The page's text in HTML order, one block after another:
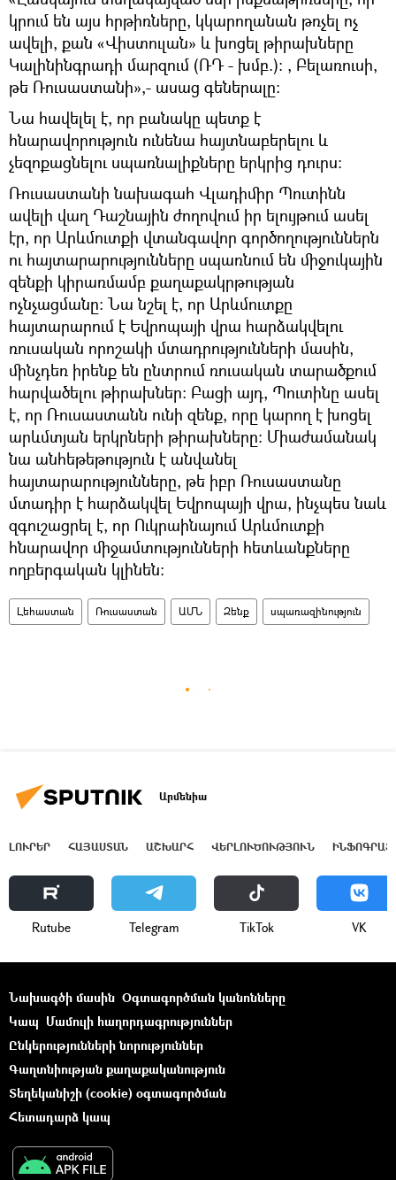
կրում են այս հրթիռները, կկարողանան թռչել ոչ
ավելի, քան «Վիստուլան» և խոցել թիրախները
Կալինինգրադի մարզում (ՌԴ - խմբ.): , Բելառուսի,
թե Ռուսաստանի»,- ասաց գեներալը։
Նա հավելել է, որ բանակը պետք է
հնարավորություն ունենա հայտնաբերելու և
չեզոքացնելու սպառնալիքները երկրից դուրս։
Ռուսաստանի նախագահ Վլադիմիր Պուտինն
ավելի վաղ Դաշնային ժողովում իր ելույթում ասել
էր, որ Արևմուտքի վտանգավոր գործողություններն
ու հայտարարությունները սպառնում են միջուկային
զենքի կիրառմամբ քաղաքակրթության
ոչնչացմանը։ Նա նշել է, որ Արևմուտքը
հայտարարում է Եվրոպայի վրա հարձակվելու
ռուսական որոշակի մտադրությունների մասին,
մինչդեռ իրենք են ընտրում ռուսական տարածքում
հարվածելու թիրախներ։ Բացի այդ, Պուտինը ասել
է, որ Ռուսաստանն ունի զենք, որը կարող է խոցել
արևմտյան երկրների թիրախները։ Միաժամանակ
նա անհեթեթություն է անվանել
հայտարարությունները, թե իբր Ռուսաստանը
մտադիր է հարձակվել Եվրոպայի վրա, ինչպես նաև
զգուշացրել է, որ Ուկրաինայում Արևմուտքի
հնարավոր միջամտությունների հետևանքները
ողբերգական կլինեն։
Լեհաստան Ռուսաստան ԱՄՆ Զենք սպառազինություն
Արմենիա
ԼՈՒՐԵՐ ՀԱՅԱՍՏԱՆ ԱՇԽԱՐՀ ՎԵՐԼՈՒԾՈՒԹՅՈՒՆ
Rutube Telegram ТikТоk VK
Նախագծի մասին Օգտագործման կանոնները
Կապ Մամուլի հաղորդագրություններ
Ընկերությունների նորություններ
Գաղտնիության քաղաքականություն
Տեղեկանիշի (cookie) օգտագործման
Հետադարձ կապ